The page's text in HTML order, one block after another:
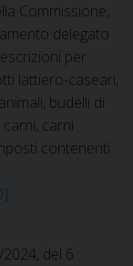
Commissione,
delegato
per
lattiero-caseari,
budelli di
carni
contenenti
del 6